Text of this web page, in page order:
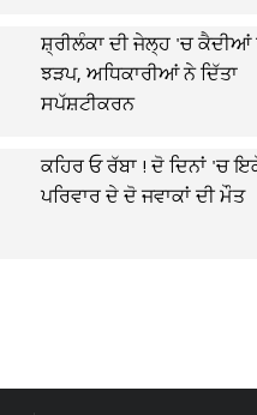
ਸ਼੍ਰੀਲੰਕਾ ਦੀ ਜੇਲ੍ਹ 'ਚ ਕੈਦੀਆਂ
ਝੜਪ, ਅਧਿਕਾਰੀਆਂ ਨੇ ਦਿੱਤਾ
ਸਪੱਸ਼ਟੀਕਰਨ
ਕਹਿਰ ਓ ਰੱਬਾ ! ਦੋ ਦਿਨਾਂ 'ਚ
ਪਰਿਵਾਰ ਦੇ ਦੋ ਜਵਾਕਾਂ ਦੀ ਮੌਤ